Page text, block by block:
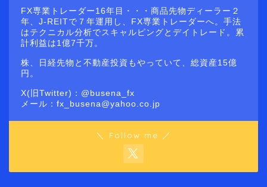
FX専業トレーダー16年目・・・商品先物ディーラー２
年、J-REITで７年運用し、FX専業トレーダーへ。手法
はテクニカル分析でスキャルピングとデイトレード。累
計利益は1億7千万。
株、日経先物と不動産投資もやっていて、総資産15億
円。
X(旧Twitter)：@busena_fx
メール：fx_busena@yahoo.co.jp
＼ Follow me ／